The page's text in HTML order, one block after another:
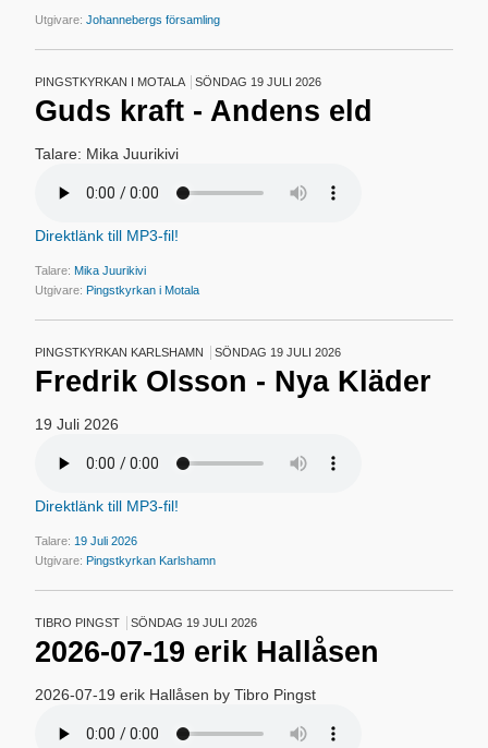
Utgivare:Johannebergs församling
PINGSTKYRKAN I MOTALA SÖNDAG 19 JULI 2026
Guds kraft - Andens eld
Talare: Mika Juurikivi
Direktlänk till MP3-fil!
Talare:Mika Juurikivi
Utgivare:Pingstkyrkan i Motala
PINGSTKYRKAN KARLSHAMN SÖNDAG 19 JULI 2026
Fredrik Olsson - Nya Kläder
19 Juli 2026
Direktlänk till MP3-fil!
Talare: 19 Juli 2026
Utgivare:Pingstkyrkan Karlshamn
TIBRO PINGST SÖNDAG 19 JULI 2026
2026-07-19 erik Hallåsen
2026-07-19 erik Hallåsen by Tibro Pingst